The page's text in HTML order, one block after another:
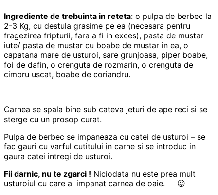
Ingrediente de trebuinta in reteta: o pulpa de berbec la
2-3 Kg, cu destula grasime pe ea (necesara pentru
fragezirea fripturii, fara a fi in exces), pasta de mustar
iute/ pasta de mustar cu boabe de mustar in ea, o
capatana mare de usturoi, sare grunjoasa, piper boabe,
foi de dafin, o crenguta de rozmarin, o crenguta de
cimbru uscat, boabe de coriandru.
Carnea se spala bine sub cateva jeturi de ape reci si se
sterge cu un prosop curat.
Pulpa de berbec se impaneaza cu catei de usturoi – se
fac gauri cu varful cutitului in carne si se introduc in
gaura catei intregi de usturoi.
Fii darnic, nu te zgarci ! Niciodata nu este prea mult
usturoiul cu care ai impanat carnea de oaie. 😛